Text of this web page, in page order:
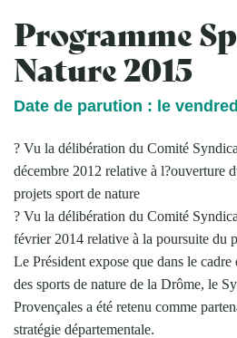
Programme
Nature 2015
Date de parution : le
? Vu la délibération du Comité
décembre 2012 relative à l?ouverture
projets sport de nature
? Vu la délibération du Comité
février 2014 relative à la poursuite du
Le Président expose que dans le cadre
des sports de nature de la Drôme, le
Provençales a été retenu comme
stratégie départementale.